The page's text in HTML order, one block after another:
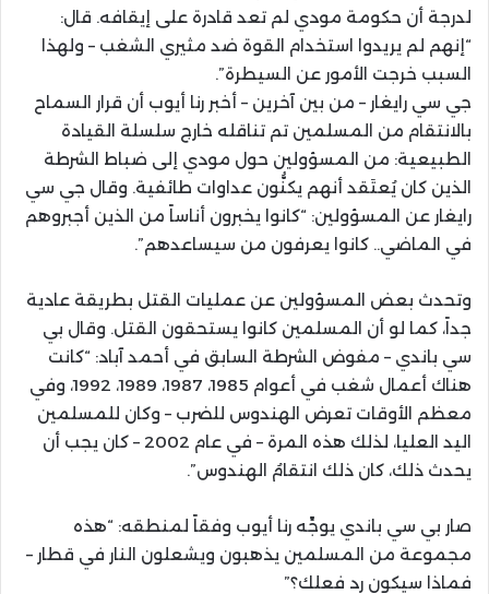
لدرجة أن حكومة مودي لم تعد قادرة على إيقافه. قال:
“إنهم لم يريدوا استخدام القوة ضد مثيري الشغب – ولهذا
السبب خرجت الأمور عن السيطرة”.
جي سي رايغار – من بين آخرين – أخبر رنا أيوب أن قرار السماح
بالانتقام من المسلمين تم تناقله خارج سلسلة القيادة
الطبيعية: من المسؤولين حول مودي إلى ضباط الشرطة
الذين كان يُعتَقد أنهم يكنُّون عداوات طائفية. وقال جي سي
رايغار عن المسؤولين: “كانوا يخبرون أناساً من الذين أجبروهم
في الماضي.. كانوا يعرفون من سيساعدهم”.
وتحدث بعض المسؤولين عن عمليات القتل بطريقة عادية
جداً، كما لو أن المسلمين كانوا يستحقون القتل. وقال بي
سي باندي – مفوض الشرطة السابق في أحمد آباد: “كانت
هناك أعمال شغب في أعوام 1985، 1987، 1989، 1992، وفي
معظم الأوقات تعرض الهندوس للضرب – وكان للمسلمين
اليد العليا، لذلك هذه المرة – في عام 2002 – كان يجب أن
يحدث ذلك، كان ذلك انتقامُ الهندوس”.
صار بي سي باندي يوجِّه رنا أيوب وفقاً لمنطقه: “هذه
مجموعة من المسلمين يذهبون ويشعلون النار في قطار –
فماذا سيكون رد فعلك؟”